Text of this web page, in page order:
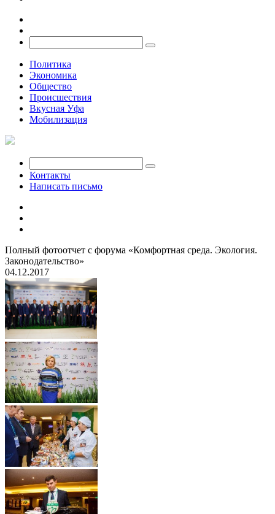
Политика
Экономика
Общество
Происшествия
Вкусная Уфа
Мобилизация
Контакты
Написать письмо
Полный фотоотчет с форума «Комфортная среда. Экология.
Законодательство»
04.12.2017